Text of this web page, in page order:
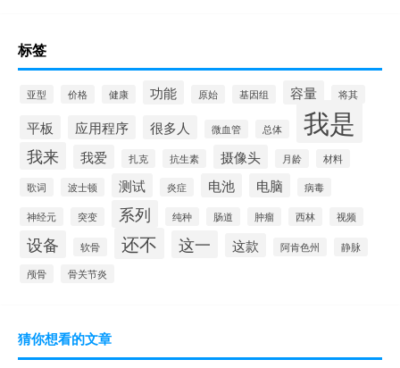
标签
亚型 价格 健康 功能 原始 基因组 容量 将其
平板 应用程序 很多人 微血管 总体 我是
我来 我爱 扎克 抗生素 摄像头 月龄 材料
歌词 波士顿 测试 炎症 电池 电脑 病毒
神经元 突变 系列 纯种 肠道 肿瘤 西林 视频
设备 软骨 还不 这一 这款 阿肯色州
静脉
颅骨
骨关节炎
猜你想看的文章